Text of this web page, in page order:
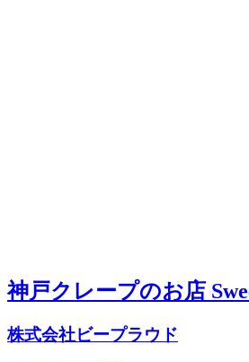
神戸クレープのお店
株式会社ビープラウド